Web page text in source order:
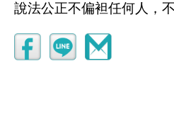
說法公正不偏袒任何人，